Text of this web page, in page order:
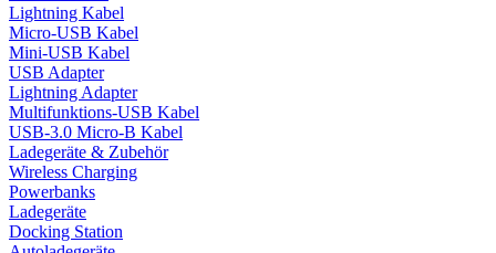
Lightning Kabel
Micro-USB Kabel
Mini-USB Kabel
USB Adapter
Lightning Adapter
Multifunktions-USB Kabel
USB-3.0 Micro-B Kabel
Ladegeräte & Zubehör
Wireless Charging
Powerbanks
Ladegeräte
Docking Station